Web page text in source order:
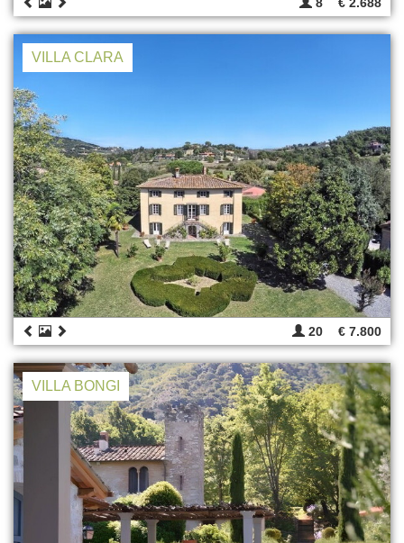
VILLA CLARA
20 € 7.800
VILLA BONGI